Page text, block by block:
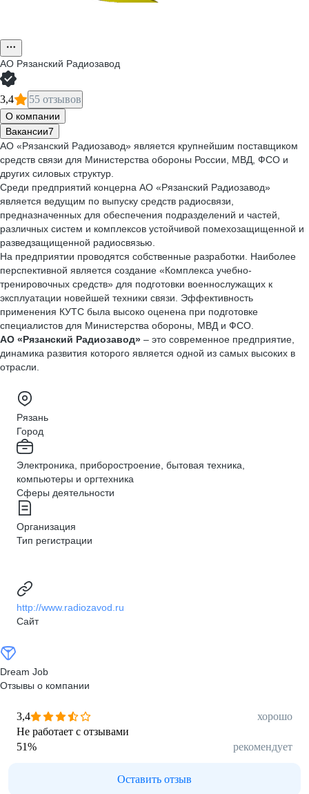
АО Рязанский Радиозавод
3,4 55 отзывов
О компании
Вакансии7
АО «Рязанский Радиозавод» является крупнейшим поставщиком
средств связи для Министерства обороны России, МВД, ФСО и
других силовых структур.
Среди предприятий концерна АО «Рязанский Радиозавод»
является ведущим по выпуску средств радиосвязи,
предназначенных для обеспечения подразделений и частей,
различных систем и комплексов устойчивой помехозащищенной и
разведзащищенной радиосвязью.
На предприятии проводятся собственные разработки. Наиболее
перспективной является создание «Комплекса учебно-
тренировочных средств» для подготовки военнослужащих к
эксплуатации новейшей техники связи. Эффективность
применения КУТС была высоко оценена при подготовке
специалистов для Министерства обороны, МВД и ФСО.
АО «Рязанский Радиозавод» – это современное предприятие,
динамика развития которого является одной из самых высоких в
отрасли.
Рязань
Город
Электроника, приборостроение, бытовая техника,
компьютеры и оргтехника
Сферы деятельности
Организация
Тип регистрации
http://www.radiozavod.ru
Сайт
Dream Job
Отзывы о компании
3,4
хорошо
Не работает с отзывами
51% рекомендует
Оставить отзыв